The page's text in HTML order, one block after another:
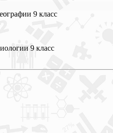
9 класс
9 класс